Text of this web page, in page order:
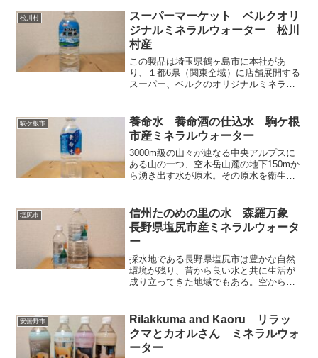
いるから、現地まで行っても購入を断念
せざるを得ない事があるのだ...
松川村
スーパーマーケット ベルクオリ
ジナルミネラルウォーター 松川
村産
この製品は埼玉県鶴ヶ島市に本社があ
り、１都6県（関東全域）に店舗展開する
スーパー、ベルクのオリジナルミネラル
たりした長閑な雰囲気が心地良い場所。
硬度は28でとても飲み易く、スーパーオ
リジナルとして売るにはとても良い水だ
と思う。クセが無く誰でも楽しめるか
ら、日常使いにおすすめできる。
駒ケ根市
養命水 養命酒の仕込水 駒ケ根
市産ミネラルウォーター
3000m級の山々が連なる中央アルプスに
ある山の一つ、空木岳山麓の地下150mか
ら湧き出す水が原水。その原水を衛生管
その質の高さと飲み易さは折り紙付き。
私は嘗て工場を見学した事もあるが、周
辺地域の環境はとても素晴らしかった。
塩尻市
信州たのめの里の水 森羅万象
長野県塩尻市産ミネラルウォータ
ー
採水地である長野県塩尻市は豊かな自然
環境が残り、昔から良い水と共に生活が
成り立ってきた地域でもある。空から降
250mから汲み上げ、濾過・加熱殺菌後ボ
トリングしている。滑らかで飲みやすい
味は飽きが来ない。日常使いにおすすめ
できるミネラルウォーター。
安曇野市
Rilakkuma and Kaoru リラッ
クマとカオルさん ミネラルウォ
ーター